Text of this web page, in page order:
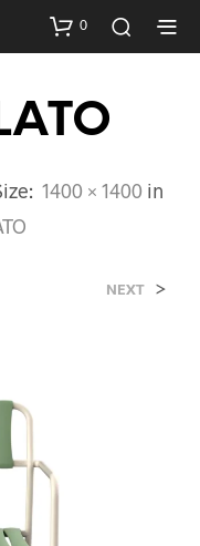
0
1400 × 1400 in
NEXT >